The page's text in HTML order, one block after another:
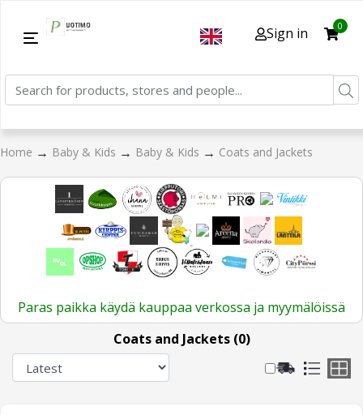
Sign in 0
Home → Baby & Kids → Baby & Kids → Coats and Jackets
Paras paikka käydä kauppaa verkossa ja myymälöissä
Coats and Jackets (0)